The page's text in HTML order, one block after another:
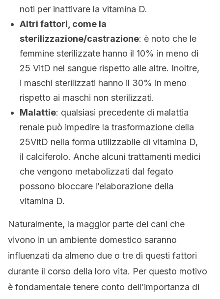
noti per inattivare la vitamina D.
Altri fattori, come la
sterilizzazione/castrazione: è noto che le
femmine sterilizzate hanno il 10% in meno di
25 VitD nel sangue rispetto alle altre. Inoltre,
i maschi sterilizzati hanno il 30% in meno
rispetto ai maschi non sterilizzati.
Malattie: qualsiasi precedente di malattia
renale può impedire la trasformazione della
25VitD nella forma utilizzabile di vitamina D,
il calciferolo. Anche alcuni trattamenti medici
che vengono metabolizzati dal fegato
possono bloccare l’elaborazione della
vitamina D.
Naturalmente, la maggior parte dei cani che
vivono in un ambiente domestico saranno
influenzati da almeno due o tre di questi fattori
durante il corso della loro vita. Per questo motivo
è fondamentale tenere conto dell’importanza di